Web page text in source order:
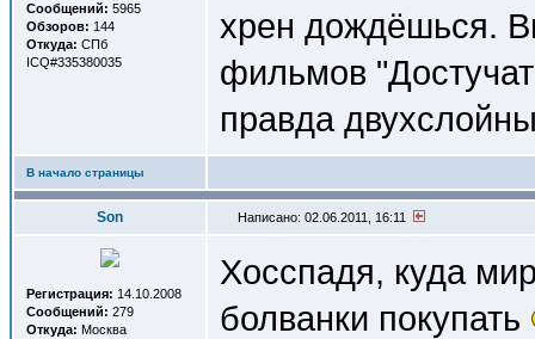
Сообщений: 5965
Обзоров: 144
Откуда: СПб
ICQ#335380035
хрен дождёшься.
фильмов
правда
В начало страницы
Son Написано: 02.06.2011, 16:11
Регистрация: 14.10.2008
Сообщений: 279
Откуда: Москва
Хосспадя, куда
болванки покупать